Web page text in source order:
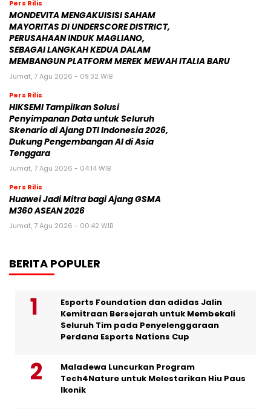
Pers Rilis
MONDEVITA MENGAKUISISI SAHAM
MAYORITAS DI UNDERSCORE DISTRICT,
PERUSAHAAN INDUK MAGLIANO,
SEBAGAI LANGKAH KEDUA DALAM
MEMBANGUN PLATFORM MEREK MEWAH ITALIA BARU
Jumat, 7 Agu 2026 - 09:32 WIB
Pers Rilis
HIKSEMI Tampilkan Solusi
Penyimpanan Data untuk Seluruh
Skenario di Ajang DTI Indonesia 2026,
Dukung Pengembangan AI di Asia
Tenggara
Jumat, 7 Agu 2026 - 04:14 WIB
Pers Rilis
Huawei Jadi Mitra bagi Ajang GSMA
M360 ASEAN 2026
Jumat, 7 Agu 2026 - 00:42 WIB
BERITA POPULER
Esports Foundation dan adidas Jalin
Kemitraan Bersejarah untuk Membekali
Seluruh Tim pada Penyelenggaraan
Perdana Esports Nations Cup
Maladewa Luncurkan Program
Tech4Nature untuk Melestarikan Hiu Paus
Ikonik